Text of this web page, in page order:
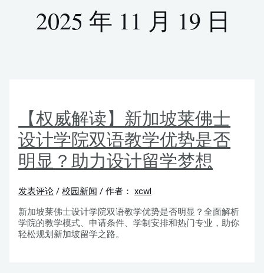
2025 年 11 月 19 日
【权威解读】新加坡莱佛士
设计学院双语教学优势是否
明显？助力设计留学梦想
发表评论 /校园新闻 / 作者： xcwl
新加坡莱佛士设计学院双语教学优势是否明显？全面解析
学院的教学模式、申请条件、学制安排和热门专业，助你
轻松规划新加坡留学之路。